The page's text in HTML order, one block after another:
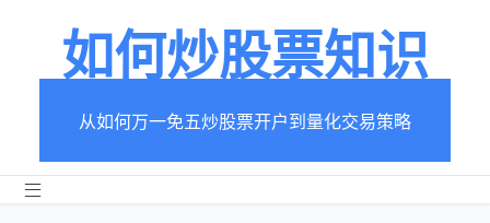
如何炒股票知识
从如何万一免五炒股票开户到量化交易策略